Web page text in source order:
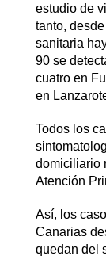
estudio de
tanto,
sanitaria
90 se
cuatro en
en
Todos los
domiciliario
Atención
Así, los
Canarias
quedan del